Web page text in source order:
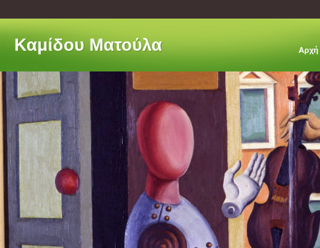
Kαμίδου Ματούλα Αρχή